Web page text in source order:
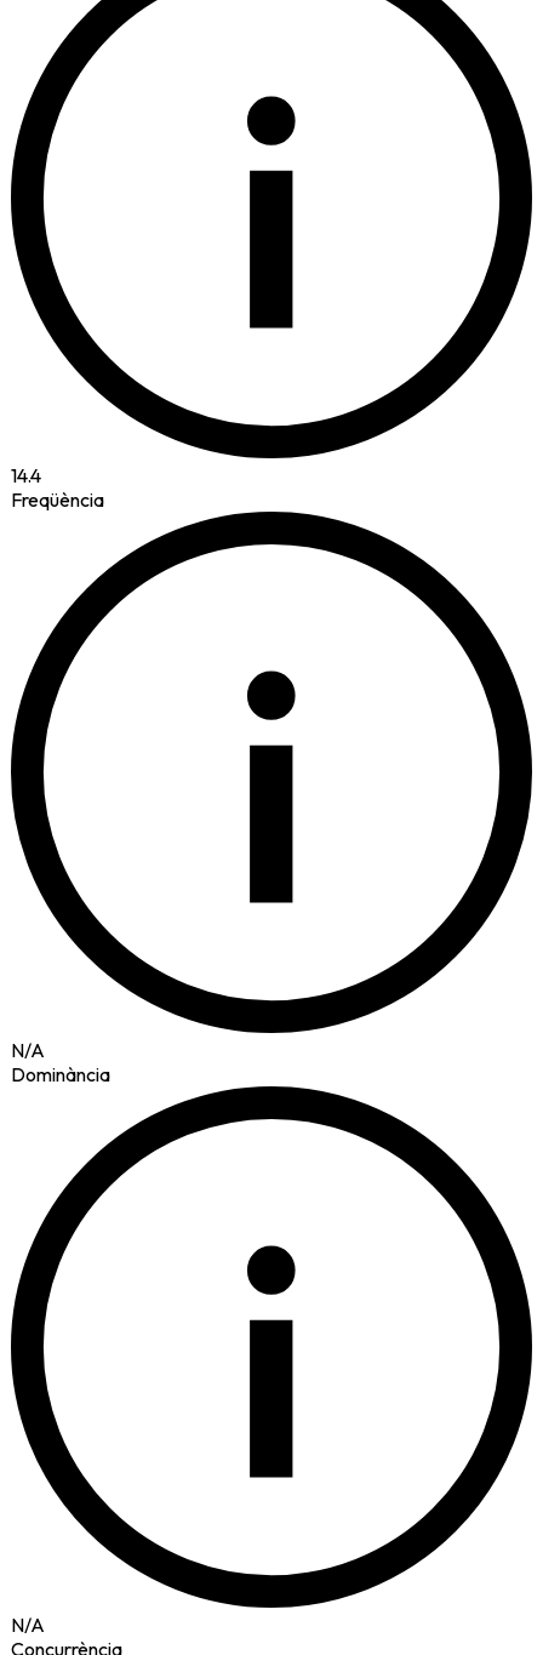
i
14.4
Freqüència
i
N/A
Dominància
i
N/A
Concurrència